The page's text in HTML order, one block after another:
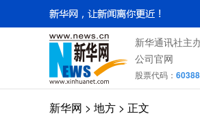
新华通讯社主
公司官网
股票代码：
新华网 > 地方 > 正文